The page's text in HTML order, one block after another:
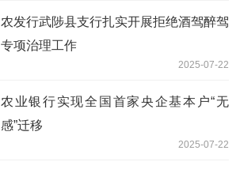
农发行武陟县支行扎实开展拒绝酒驾醉驾
专项治理工作
2025-07-22
农业银行实现全国首家央企基本户“无
感”迁移
2025-07-22